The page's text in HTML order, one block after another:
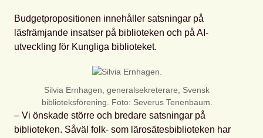
Budgetpropositionen innehåller satsningar på
läsfrämjande insatser på biblioteken och på AI-
utveckling för Kungliga biblioteket.
Silvia Ernhagen, generalsekreterare, Svensk
biblioteksförening. Foto: Severus Tenenbaum.
– Vi önskade större och bredare satsningar på
biblioteken. Såväl folk- som lärosätesbiblioteken har